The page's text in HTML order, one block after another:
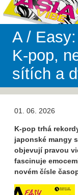
A /
K-pop,
sítích a
01. 06. 2026
K-pop trhá
japonské mangy
objevují pravou
fascinuje
novém čísle